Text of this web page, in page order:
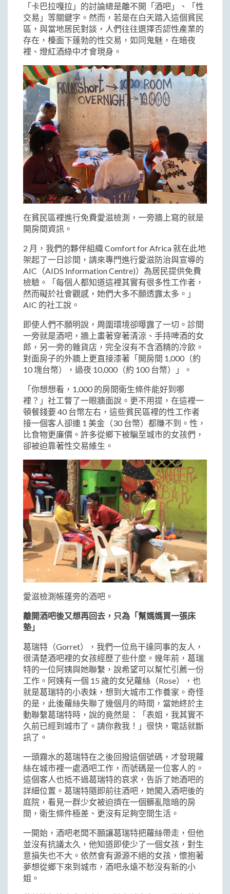
「卡巴拉嘎拉」的討論總是離不開「酒吧」、「性
交易」等關鍵字。然而，若是在白天踏入這個貧民
區，與當地居民對談，人們往往選擇否認性產業的
存在，檯面下蓬勃的性交易，如同鬼魅，在暗夜
裡、燈紅酒綠中才會現身。
在貧民區裡進行免費愛滋檢測，一旁牆上寫的就是
開房間資訊。
2 月，我們的夥伴組織 Comfort for Africa 就在此地
架起了一日診間，請來專門進行愛滋防治與宣導的
AIC（AIDS Information Centre)）為居民提供免費
檢驗。「每個人都知道這裡其實有很多性工作者，
然而礙於社會觀感，她們大多不願透露太多。」
AIC 的社工說。
即使人們不願明說，周圍環境卻曝露了一切。診間
一旁就是酒吧，牆上畫著穿著清涼、手持啤酒的女
郎，另一旁的雜貨店，完全沒有不含酒精的冷飲。
對面房子的外牆上更直接漆著「開房間 1,000（約
10 塊台幣），過夜 10,000（約 100 台幣）」。
「你想想看，1,000 的房間衛生條件能好到哪
裡？」社工瞥了一眼牆面說。更不用提，在這裡一
頓餐錢要 40 台幣左右，這些貧民區裡的性工作者
接一個客人卻連 1 美金（30 台幣）都賺不到。性，
比食物更廉價。許多從鄉下被騙至城市的女孩們，
卻被迫靠著性交易維生。
愛滋檢測帳篷旁的酒吧。
離開酒吧後又想再回去，只為「幫媽媽買一張床
墊」
葛瑞特（Gorret），我們一位烏干達同事的友人，
很清楚酒吧裡的女孩經歷了些什麼。幾年前，葛瑞
特的一位阿姨與她聯繫，說希望可以幫忙引薦一份
工作。阿姨有一個 15 歲的女兒蘿絲（Rose），也
就是葛瑞特的小表妹，想到大城市工作養家。奇怪
的是，此後蘿絲失聯了幾個月的時間，當她終於主
動聯繫葛瑞特時，說的竟然是：「表姐，我其實不
久前已經到城市了。請你救我！」很快，電話就斷
訊了。
一頭霧水的葛瑞特在之後回撥這個號碼，才發現蘿
絲在城市裡一處酒吧工作，而號碼是一位客人的。
這個客人也抵不過葛瑞特的哀求，告訴了她酒吧的
詳細位置。葛瑞特隨即前往酒吧，她闖入酒吧後的
庭院，看見一群少女被迫擠在一個髒亂陰暗的房
間，衛生條件極差、更沒有足夠空間生活。
一開始，酒吧老闆不願讓葛瑞特把蘿絲帶走，但他
並沒有抗議太久，他知道即使少了一個女孩，對生
意損失也不大。依然會有源源不絕的女孩，懷抱著
夢想從鄉下來到城市，酒吧永遠不愁沒有新的小
姐。